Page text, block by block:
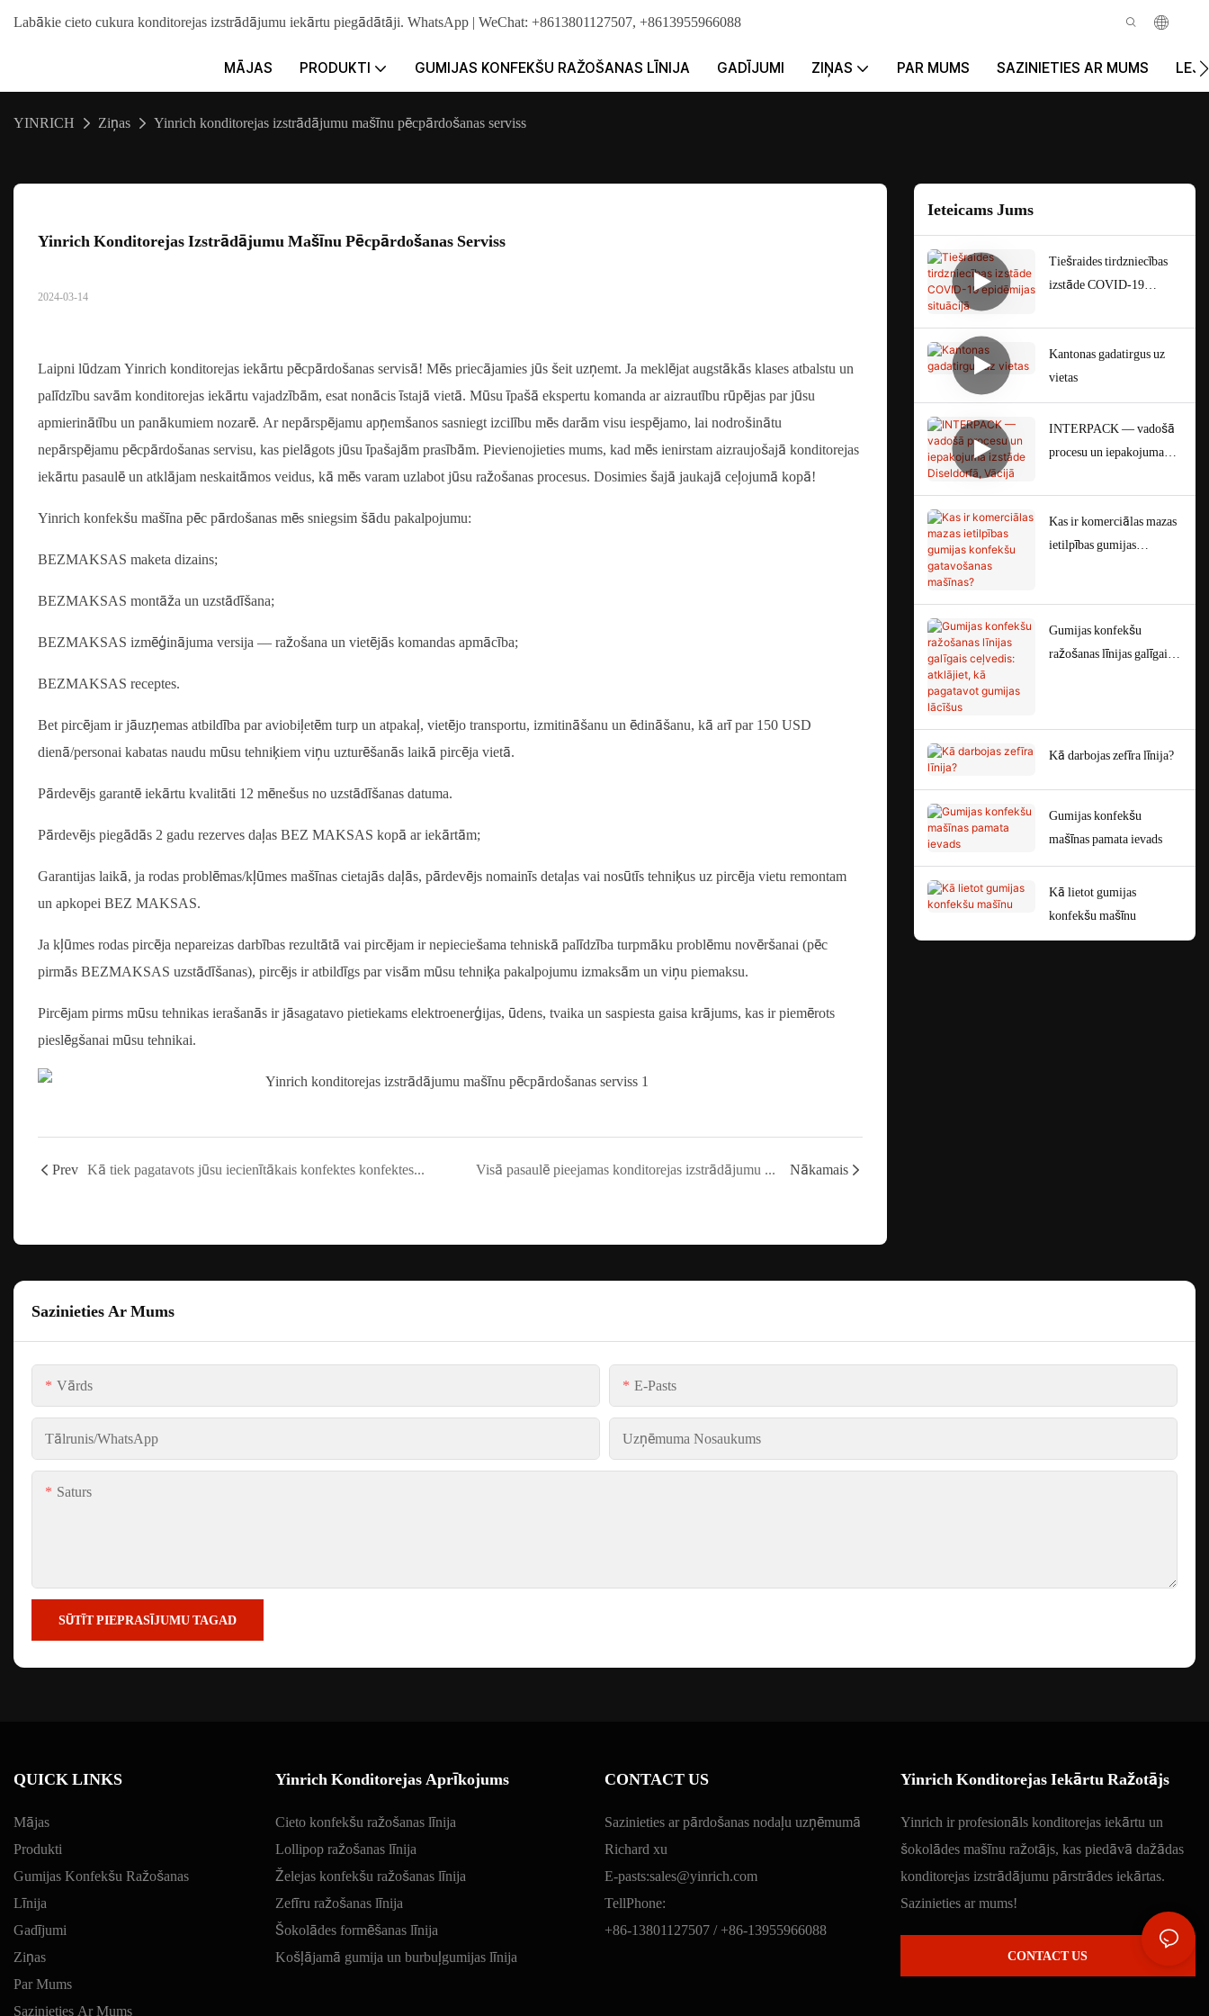
Labākie cieto cukura konditorejas izstrādājumu iekārtu piegādātāji. WhatsApp | WeChat: +8613801127507, +8613955966088
MĀJAS PRODUKTI GUMIJAS KONFEKŠU RAŽOŠANAS LĪNIJA GADĪJUMI ZIŅAS PAR MUMS SAZINIETIES AR MUMS
YINRICH Ziņas Yinrich konditorejas izstrādājumu mašīnu pēcpārdošanas serviss
Yinrich Konditorejas Izstrādājumu Mašīnu Pēcpārdošanas Serviss
2024-03-14
Laipni lūdzam Yinrich konditorejas iekārtu pēcpārdošanas servisā! Mēs priecājamies jūs šeit uzņemt. Ja meklējat augstākās klases atbalstu un
palīdzību savām konditorejas iekārtu vajadzībām, esat nonācis īstajā vietā. Mūsu īpašā ekspertu komanda ar aizrautību rūpējas par jūsu
apmierinātību un panākumiem nozarē. Ar nepārspējamu apņemšanos sasniegt izcilību mēs darām visu iespējamo, lai nodrošinātu
nepārspējamu pēcpārdošanas servisu, kas pielāgots jūsu īpašajām prasībām. Pievienojieties mums, kad mēs ienirstam aizraujošajā konditorejas
iekārtu pasaulē un atklājam neskaitāmos veidus, kā mēs varam uzlabot jūsu ražošanas procesus. Dosimies šajā jaukajā ceļojumā kopā!
Yinrich konfekšu mašīna pēc pārdošanas mēs sniegsim šādu pakalpojumu:
BEZMAKSAS maketa dizains;
BEZMAKSAS montāža un uzstādīšana;
BEZMAKSAS izmēģinājuma versija — ražošana un vietējās komandas apmācība;
BEZMAKSAS receptes.
Bet pircējam ir jāuzņemas atbildība par aviobiļetēm turp un atpakaļ, vietējo transportu, izmitināšanu un ēdināšanu, kā arī par 150 USD
dienā/personai kabatas naudu mūsu tehniķiem viņu uzturēšanās laikā pircēja vietā.
Pārdevējs garantē iekārtu kvalitāti 12 mēnešus no uzstādīšanas datuma.
Pārdevējs piegādās 2 gadu rezerves daļas BEZ MAKSAS kopā ar iekārtām;
Garantijas laikā, ja rodas problēmas/kļūmes mašīnas cietajās daļās, pārdevējs nomainīs detaļas vai nosūtīs tehniķus uz pircēja vietu remontam
un apkopei BEZ MAKSAS.
Ja kļūmes rodas pircēja nepareizas darbības rezultātā vai pircējam ir nepieciešama tehniskā palīdzība turpmāku problēmu novēršanai (pēc
pirmās BEZMAKSAS uzstādīšanas), pircējs ir atbildīgs par visām mūsu tehniķa pakalpojumu izmaksām un viņu piemaksu.
Pircējam pirms mūsu tehnikas ierašanās ir jāsagatavo pietiekams elektroenerģijas, ūdens, tvaika un saspiesta gaisa krājums, kas ir piemērots
pieslēgšanai mūsu tehnikai.
Prev Kā tiek pagatavots jūsu iecienītākais konfektes konfektes? Visaptverošs ceļvedis konfekšu gatavošanas mašīnās Visā pasaulē pieejamas konditorejas izstrādājumu mašīnas | Konditorejas izstrādājumu mašīnu risinājumi un konditorejas izstrādājumu iepakojums 135. Kantonas gadatirgus Nākamais
Ieteicams Jums
Tiešraides tirdzniecības
izstāde COVID-19
Kantonas gadatirgus uz
vietas
INTERPACK — vadošā
procesu un iepakojuma
Vācijā
Kas ir komerciālas mazas
ietilpības gumijas
Gumijas konfekšu
ražošanas līnijas galīgais
Kā darbojas zefīra līnija?
Gumijas konfekšu
mašīnas pamata ievads
Kā lietot gumijas
konfekšu mašīnu
Sazinieties Ar Mums
Vārds E-Pasts
Tālrunis/WhatsApp Uzņēmuma Nosaukums
Saturs
SŪTĪT PIEPRASĪJUMU TAGAD
QUICK LINKS
Mājas
Produkti
Gumijas Konfekšu Ražošanas
Līnija
Gadījumi
Ziņas
Par Mums
Sazinieties Ar Mums
Yinrich Konditorejas Aprīkojums
Cieto konfekšu ražošanas līnija
Lollipop ražošanas līnija
Želejas konfekšu ražošanas līnija
Zefīru ražošanas līnija
Šokolādes formēšanas līnija
Košļājamā gumija un burbuļgumijas līnija
CONTACT US
Sazinieties ar pārdošanas nodaļu uzņēmumā
Richard xu
E-pasts:sales@yinrich.com
TellPhone:
+86-13801127507 / +86-13955966088
Yinrich Konditorejas Iekārtu Ražotājs
Yinrich ir profesionāls konditorejas iekārtu un
šokolādes mašīnu ražotājs, kas piedāvā dažādas
konditorejas izstrādājumu pārstrādes iekārtas.
Sazinieties ar mums!
CONTACT US